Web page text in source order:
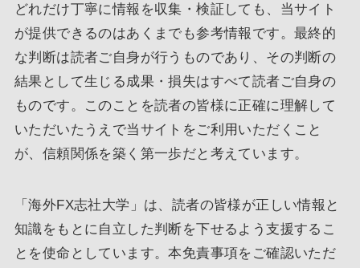
どれだけ丁寧に情報を収集・検証しても、当サイト
が提供できるのはあくまでも参考情報です。最終的
な判断は読者ご自身が行うものであり、その判断の
結果として生じる成果・損失はすべて読者ご自身の
ものです。このことを読者の皆様に正確に理解して
いただいたうえで当サイトをご利用いただくこと
が、信頼関係を築く第一歩だと考えています。
「海外FX志社大学」は、読者の皆様が正しい情報と
知識をもとに自立した判断を下せるよう支援するこ
とを使命としています。本免責事項をご確認いただ